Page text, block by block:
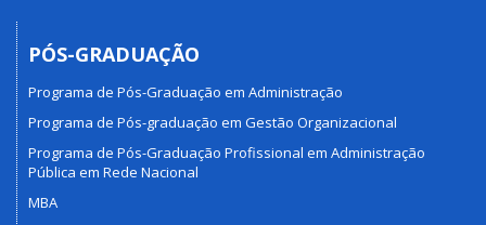
PÓS-GRADUAÇÃO
Programa de Pós-Graduação em Administração
Programa de Pós-graduação em Gestão Organizacional
Programa de Pós-Graduação Profissional em Administração
Pública em Rede Nacional
MBA